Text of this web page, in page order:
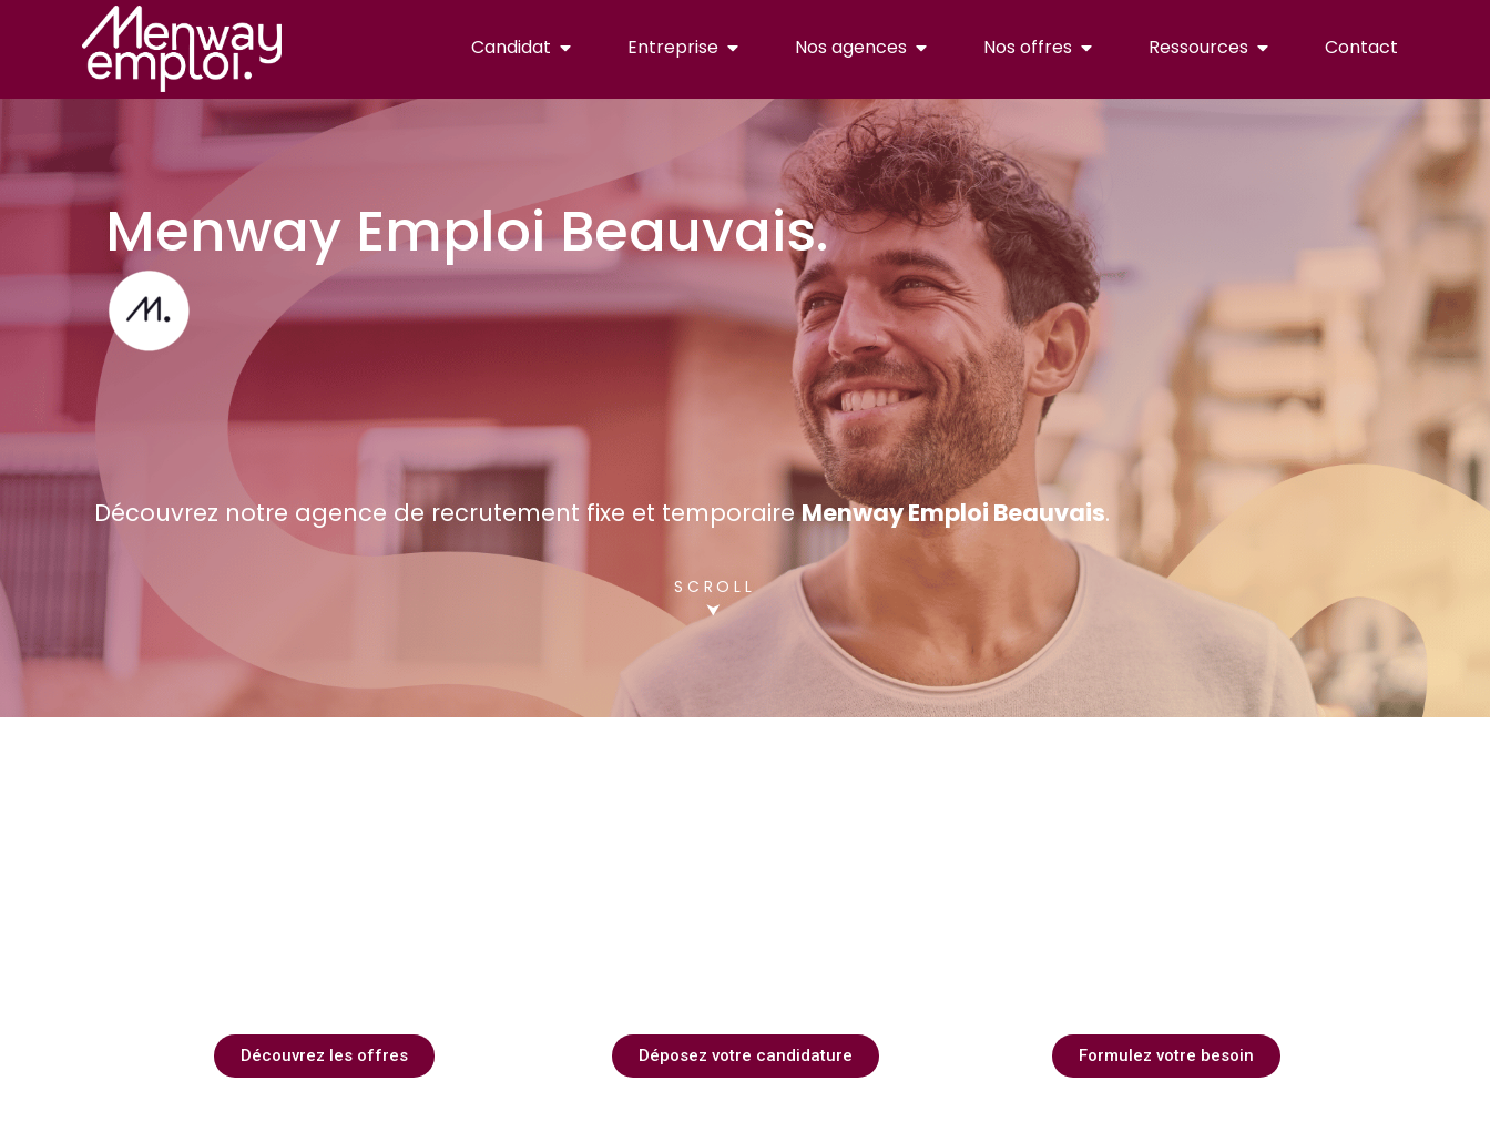
Candidat Entreprise Nos agences Nos offres Ressources Contact
Menway Emploi Beauvais.
Découvrez notre agence de recrutement fixe et temporaireMenway Emploi Beauvais.
SCROLL
⮟
Découvrez les offres Déposez votre candidature Formulez votre besoin